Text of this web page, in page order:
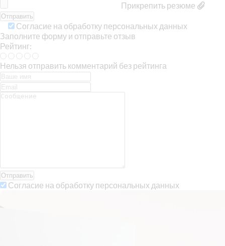
Прикрепить резюме
Согласие на обработку персональных данных
Заполните форму и отправьте отзыв
Рейтинг:
Нельзя отправить комментарий без рейтинга
Отправить
Согласие на обработку персональных данных